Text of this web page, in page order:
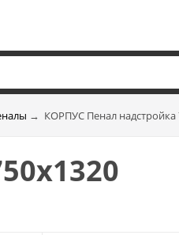
→ КОРПУС Пенал надстройка